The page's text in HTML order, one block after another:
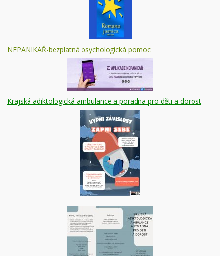
NEPANIKAŘ-bezplatná psychologická pomoc
Krajská adiktologická ambulance a poradna pro děti a dorost